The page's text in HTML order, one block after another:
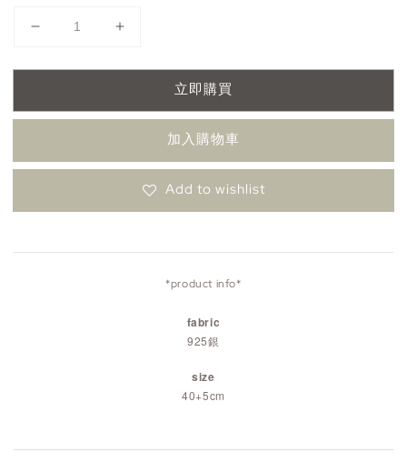
立即購買
加入購物車
Add to wishlist
*product info*
fabric
925銀
size
40+5cm